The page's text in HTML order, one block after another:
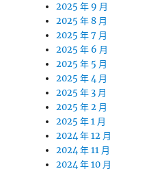
2025 年 9 月
2025 年 8 月
2025 年 7 月
2025 年 6 月
2025 年 5 月
2025 年 4 月
2025 年 3 月
2025 年 2 月
2025 年 1 月
2024 年 12 月
2024 年 11 月
2024 年 10 月